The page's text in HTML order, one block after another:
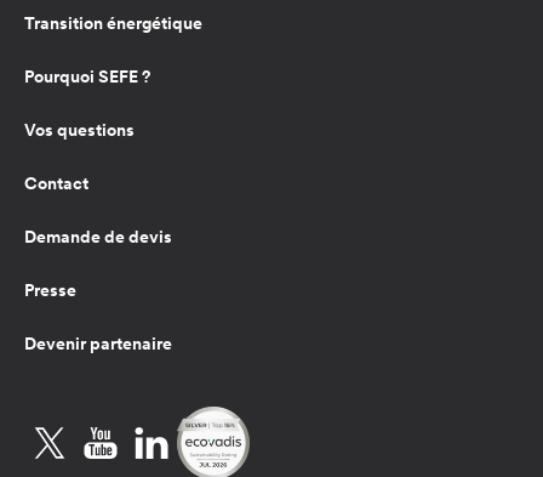
Transition énergétique
Pourquoi SEFE ?
Vos questions
Contact
Demande de devis
Presse
Devenir partenaire
TwitterYouTubeLinkedIn